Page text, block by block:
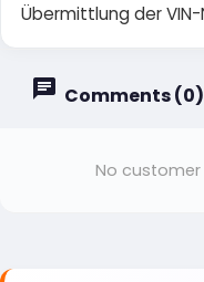
Übermittlung der VIN-
Comments (0)
No